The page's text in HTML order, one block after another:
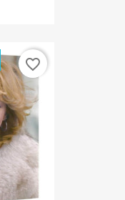
favorite_border